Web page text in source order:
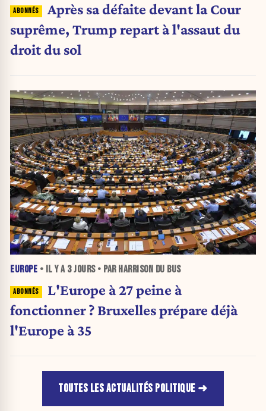
Après sa défaite devant la Cour
suprême, Trump repart à l'assaut du
droit du sol
EUROPE • IL Y A 3 JOURS• PAR HARRISON DU BUS
L'Europe à 27 peine à
fonctionner ? Bruxelles prépare déjà
l'Europe à 35
TOUTES LES ACTUALITÉS POLITIQUE